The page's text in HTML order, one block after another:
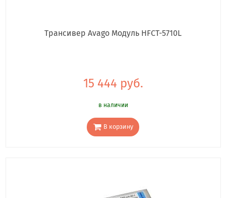
Трансивер Avago Модуль HFCT-5710L
15 444 руб.
в наличии
В корзину